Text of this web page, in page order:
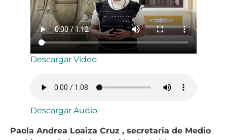
Descargar Video
Descargar Audio
Paola Andrea Loaiza Cruz , secretaria de Medio